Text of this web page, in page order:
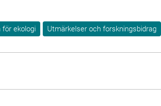
ekologi Utmärkelser och forskningsbidrag